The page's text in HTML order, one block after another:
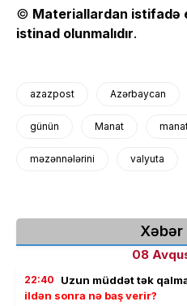
© Materiallardan istifadə
istinad olunmalıdır.
azazpost Azərbaycan
günün Manat
məzənnələrini valyuta
Xəbər
08
22:40 Uzun müddət tək
ildən sonra nə baş verir?